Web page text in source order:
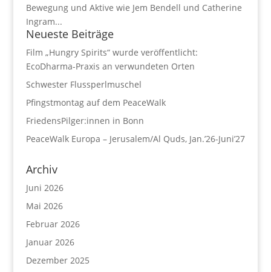
Bewegung und Aktive wie Jem Bendell und Catherine
Ingram...
Neueste Beiträge
Film „Hungry Spirits“ wurde veröffentlicht:
EcoDharma-Praxis an verwundeten Orten
Schwester Flussperlmuschel
Pfingstmontag auf dem PeaceWalk
FriedensPilger:innen in Bonn
PeaceWalk Europa – Jerusalem/Al Quds, Jan.’26-Juni’27
Archiv
Juni 2026
Mai 2026
Februar 2026
Januar 2026
Dezember 2025